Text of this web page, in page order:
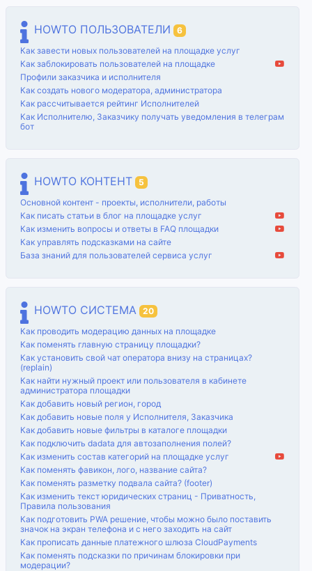
HOWTO ПОЛЬЗОВАТЕЛИ
6
Как завести новых пользователей на площадке услуг
Как заблокировать пользователей на площадке
Профили заказчика и исполнителя
Как создать нового модератора, администратора
Как рассчитывается рейтинг Исполнителей
Как Исполнителю, Заказчику получать уведомления в телеграм
бот
HOWTO КОНТЕНТ
5
Основной контент - проекты, исполнители, работы
Как писать статьи в блог на площадке услуг
Как изменить вопросы и ответы в FAQ площадки
Как управлять подсказками на сайте
База знаний для пользователей сервиса услуг
HOWTO СИСТЕМА 20
Как проводить модерацию данных на площадке
Как поменять главную страницу площадки?
Как установить свой чат оператора внизу на страницах?
(replain)
Как найти нужный проект или пользователя в кабинете
администратора площадки
Как добавить новый регион, город
Как добавить новые поля у Исполнителя, Заказчика
Как добавить новые фильтры в каталоге площадки
Как подключить dadata для автозаполнения полей?
Как изменить состав категорий на площадке услуг
Как поменять фавикон, лого, название сайта?
Как поменять разметку подвала сайта? (footer)
Как изменить текст юридических страниц - Приватность,
Правила пользования
Как подготовить PWA решение, чтобы можно было поставить
значок на экран телефона и с него заходить на сайт
Как прописать данные платежного шлюза CloudPayments
Как поменять подсказки по причинам блокировки при
модерации?